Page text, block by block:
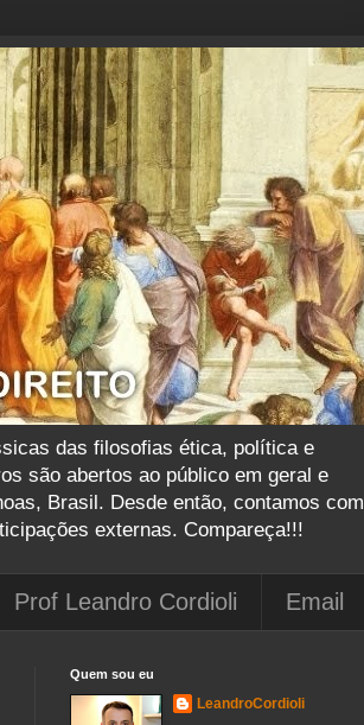
das filosofias ética, política e
são abertos ao público em geral e
Brasil. Desde então, contamos com
externas. Compareça!!!
Prof Leandro Cordioli Email
Quem sou eu
LeandroCordioli